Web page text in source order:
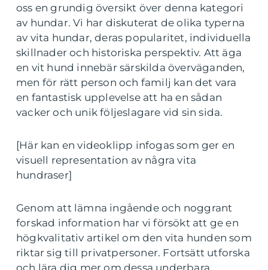
oss en grundig översikt över denna kategori
av hundar. Vi har diskuterat de olika typerna
av vita hundar, deras popularitet, individuella
skillnader och historiska perspektiv. Att äga
en vit hund innebär särskilda överväganden,
men för rätt person och familj kan det vara
en fantastisk upplevelse att ha en sådan
vacker och unik följeslagare vid sin sida.
[Här kan en videoklipp infogas som ger en
visuell representation av några vita
hundraser]
Genom att lämna ingående och noggrant
forskad information har vi försökt att ge en
högkvalitativ artikel om den vita hunden som
riktar sig till privatpersoner. Fortsätt utforska